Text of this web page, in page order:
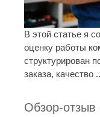
В этой статье я
оценку работы
структурирован
заказа, качество
Обзор-отзыв